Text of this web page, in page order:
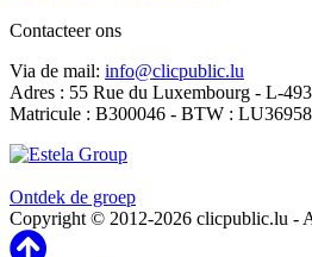
Contacteer ons
Via de mail: info@clicpublic.lu
Adres : 55 Rue du Luxembourg - L-
Matricule : B300046 - BTW :
Ontdek de groep
Copyright © 2012-2026 clicpublic.lu -